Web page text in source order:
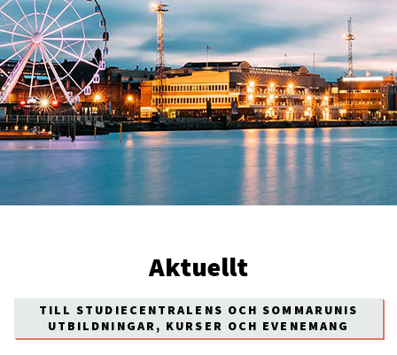
Aktuellt
TILL STUDIECENTRALENS OCH SOMMARUNIS
UTBILDNINGAR, KURSER OCH EVENEMANG